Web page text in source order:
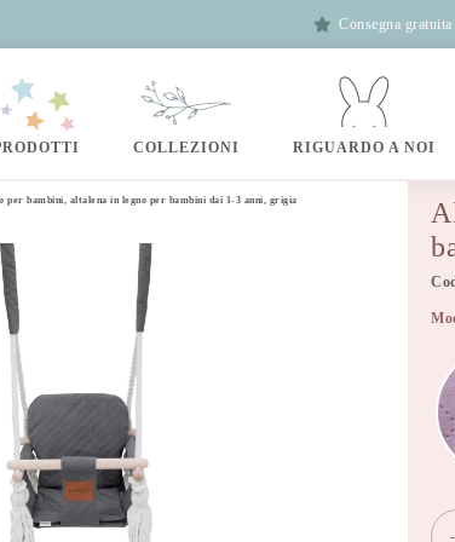
Consegna
COLLEZIONI RIGUARDO A NOI
per bambini, altalena in legno per bambini dai 1-3 anni, grigia
-